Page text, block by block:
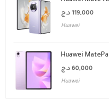
119,000 د.ج
Huawei
Huawei
60,000 د.ج
Huawei